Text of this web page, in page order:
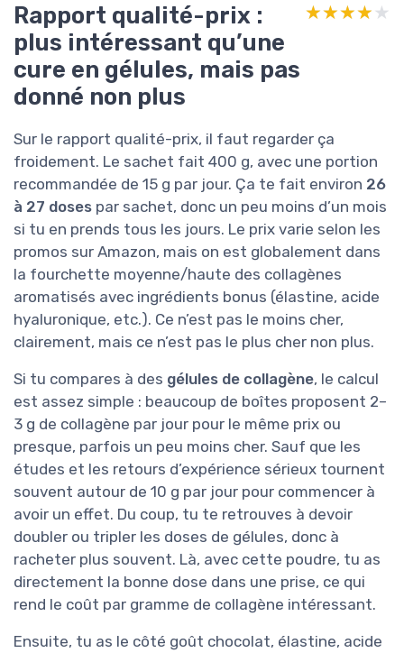
Rapport qualité-prix :
plus intéressant qu’une
cure en gélules, mais pas
donné non plus
★★★★★
★★★★★
Sur le rapport qualité-prix, il faut regarder ça
froidement. Le sachet fait 400 g, avec une portion
recommandée de 15 g par jour. Ça te fait environ 26
à 27 doses par sachet, donc un peu moins d’un mois
si tu en prends tous les jours. Le prix varie selon les
promos sur Amazon, mais on est globalement dans
la fourchette moyenne/haute des collagènes
aromatisés avec ingrédients bonus (élastine, acide
hyaluronique, etc.). Ce n’est pas le moins cher,
clairement, mais ce n’est pas le plus cher non plus.
Si tu compares à des gélules de collagène, le calcul
est assez simple : beaucoup de boîtes proposent 2–
3 g de collagène par jour pour le même prix ou
presque, parfois un peu moins cher. Sauf que les
études et les retours d’expérience sérieux tournent
souvent autour de 10 g par jour pour commencer à
avoir un effet. Du coup, tu te retrouves à devoir
doubler ou tripler les doses de gélules, donc à
racheter plus souvent. Là, avec cette poudre, tu as
directement la bonne dose dans une prise, ce qui
rend le coût par gramme de collagène intéressant.
Ensuite, tu as le côté goût chocolat, élastine, acide